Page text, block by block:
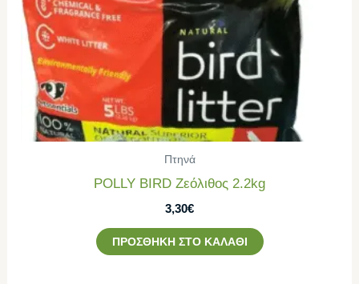
Πτηνά
POLLY BIRD Ζεόλιθος 2.2kg
3,30€
ΠΡΟΣΘΉΚΗ ΣΤΟ ΚΑΛΆΘΙ